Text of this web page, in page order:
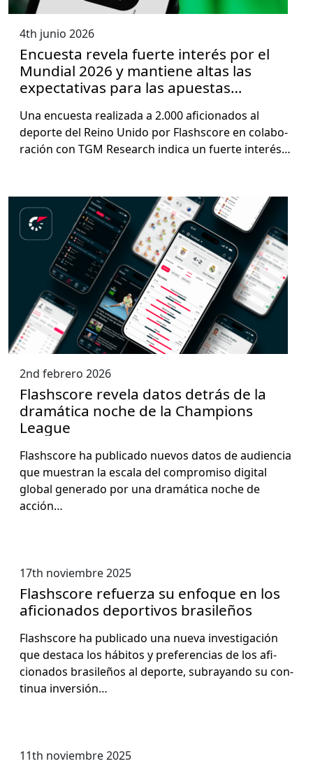
4th junio 2026
Encuesta revela fuerte interés por el
Mundial 2026 y mantiene altas las
expectativas para las apuestas
Una encues­ta real­iza­da a 2.000 afi­ciona­dos al
deporte del Reino Unido por Flash­score en colab­o­
ración con TGM Research indi­ca un fuerte interés…
2nd febrero 2026
Flashscore revela datos detrás de la
dramática noche de la Champions
League
Flash­score ha pub­li­ca­do nuevos datos de audi­en­cia
que mues­tran la escala del com­pro­miso dig­i­tal
glob­al gen­er­a­do por una dramáti­ca noche de
acción…
17th noviembre 2025
Flashscore refuerza su enfoque en los
aficionados deportivos brasileños
Flash­score ha pub­li­ca­do una nue­va inves­ti­gación
que desta­ca los hábitos y pref­er­en­cias de los afi­
ciona­dos brasileños al deporte, sub­rayan­do su con­
tin­ua inver­sión…
11th noviembre 2025